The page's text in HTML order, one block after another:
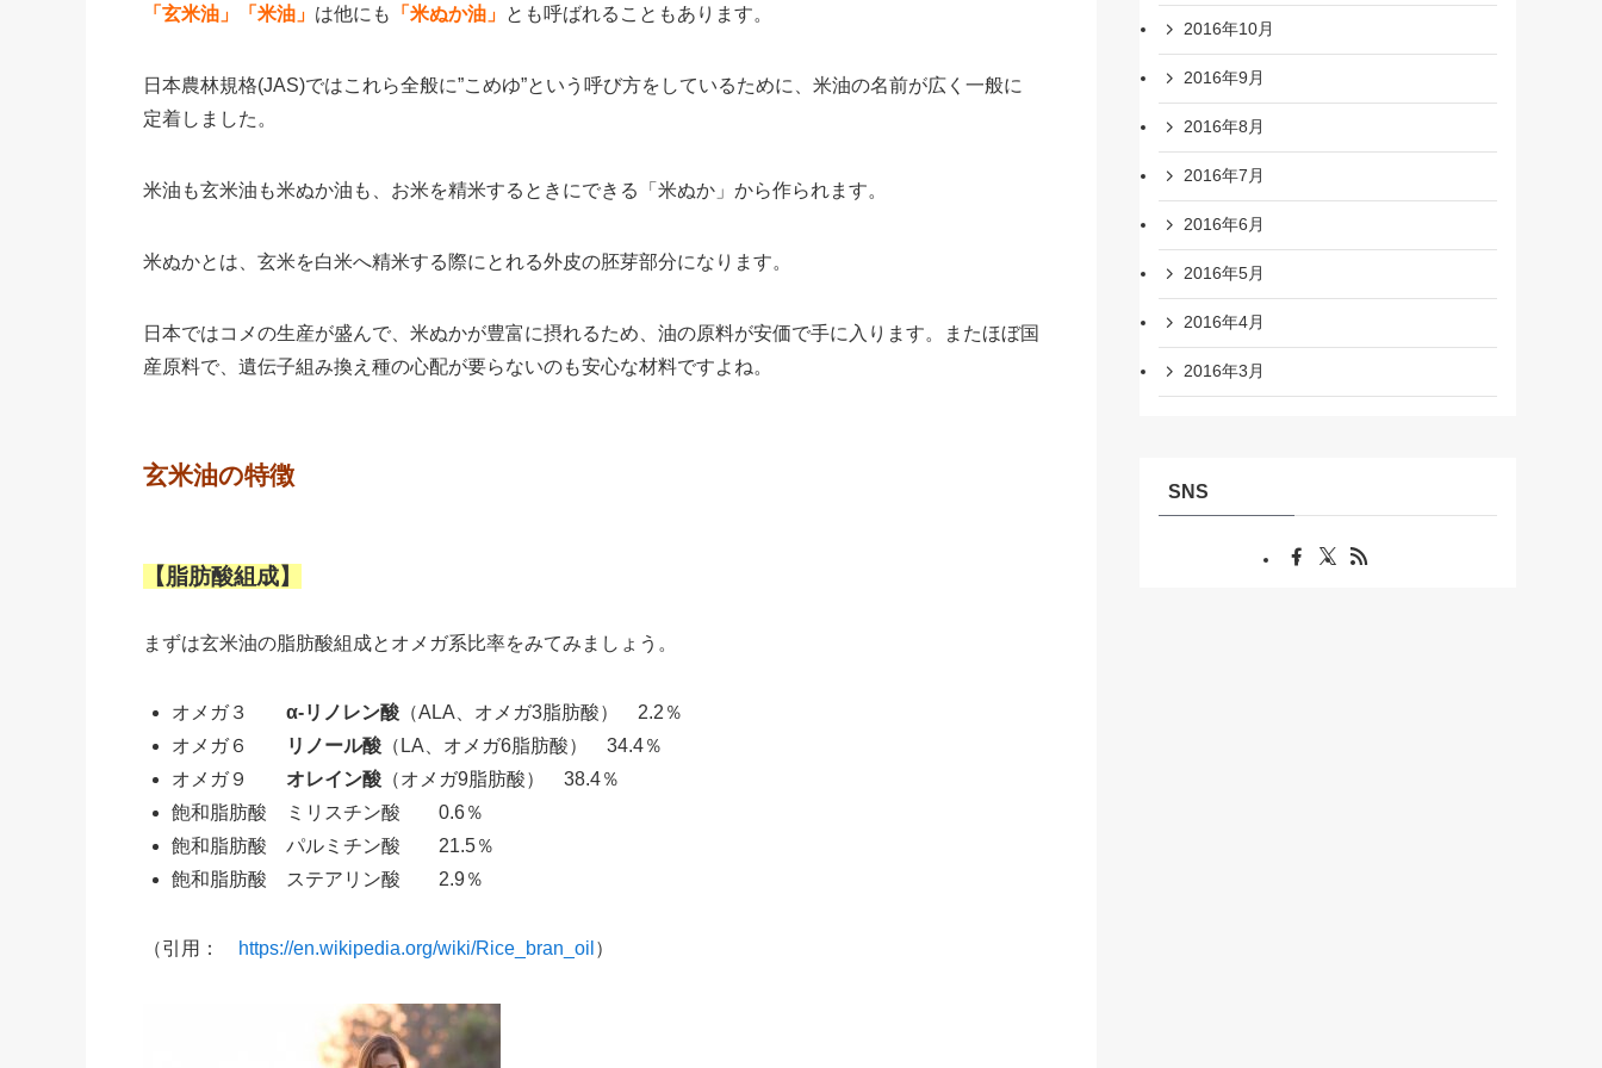
「玄米油」「米油」 は他にも 「米ぬか油」 とも呼ばれることもあります。
日本農林規格(JAS)ではこれら全般に”こめゆ”という呼び方をしているために、米油の名前が広く一般に
定着しました。
米油も玄米油も米ぬか油も、お米を精米するときにできる「米ぬか」から作られます。
米ぬかとは、玄米を白米へ精米する際にとれる外皮の胚芽部分になります。
日本ではコメの生産が盛んで、米ぬかが豊富に摂れるため、油の原料が安価で手に入ります。またほぼ国
産原料で、遺伝子組み換え種の心配が要らないのも安心な材料ですよね。
玄米油の特徴
【脂肪酸組成】
まずは玄米油の脂肪酸組成とオメガ系比率をみてみましょう。
オメガ３ α-リノレン酸 （ALA、オメガ3脂肪酸） 2.2％
オメガ６
リノール酸 （LA、オメガ6脂肪酸） 34.4％
オメガ９ オレイン酸 （オメガ9脂肪酸） 38.4％
飽和脂肪酸 ミリスチン酸 0.6％
飽和脂肪酸 パルミチン酸 21.5％
飽和脂肪酸 ステアリン酸 2.9％
（引用： https://en.wikipedia.org/wiki/Rice_bran_oil ）
2016年10月
2016年9月
2016年8月
2016年7月
2016年6月
2016年5月
2016年4月
2016年3月
SNS